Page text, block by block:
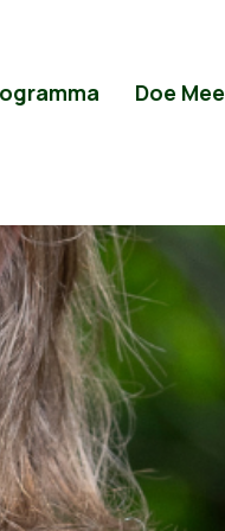
Doe Mee